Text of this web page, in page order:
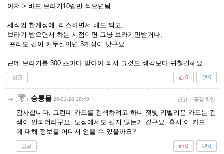
아쳐 > 바드 브라기10렙만 찍으면됨
세직업 한계정에 리스하면서 해도 되고,
브라기 받으면서 하는 시점이면 그냥 브라기만받거나,
프리도 같이 켜두실꺼면 3계정이 낫구요
근데 브라기를 300 초마다 받아야 되서 그것도 생각보다 귀찮긴해요
답글 0
0
슝륭물 26-01-28 18:40 신고 | 공감 확인
감사합니다. 그런데 카드를 검색하려고 하니 잿빛 리벨리온 카드는 검
색이 안되더라구요. 노점에서도 팔지 않는거 같구요. 혹시 이 카드
에 대해 정보를 어디서 얻을 수 있을까요?
답글 0
0